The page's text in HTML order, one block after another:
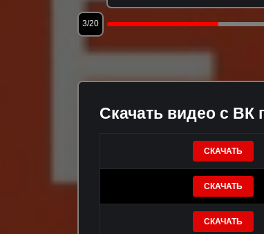
3/20
Скачать видео с ВК
СКАЧАТЬ
СКАЧАТЬ
СКАЧАТЬ